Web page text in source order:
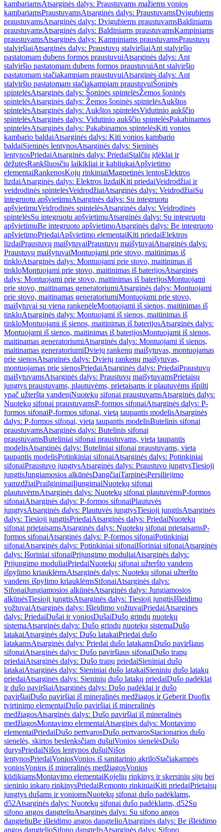
kambariamsAtsarginės dalys: Praustuvams mažiems vonios
kambariamsPraustuvamsAtsarginės dalys: PraustuvamsDvigubiems
praustuvamsAtsarginės dalys: Dvigubiems praustuvamsBaldiniams
praustuvamsAtsarginės dalys: Baldiniams praustuvamsKampiniams
praustuvamsAtsarginės dalys: Kampiniams praustuvamsPraustuvų
stalviršiaiAtsarginės dalys: Praustuvų stalviršiaiAnt stalviršio
pastatomam dubens formos praustuvuiAtsarginės dalys: Ant
stalviršio pastatomam dubens formos praustuvuiAnt stalviršio
pastatomam stačiakampiam praustuvuiAtsarginės dalys: Ant
stalviršio pastatomam stačiakampiam praustuvuiŠoninės
spintelėsAtsarginės dalys: Šoninės spintelėsŽemos šoninės
spintelėsAtsarginės dalys: Žemos šoninės spintelėsAukštos
spintelėsAtsarginės dalys: Aukštos spintelėsVidutinio aukščio
spintelėsAtsarginės dalys: Vidutinio aukščio spintelėsPakabinamos
spintelėsAtsarginės dalys: Pakabinamos spintelėsKiti vonios
kambario baldaiAtsarginės dalys: Kiti vonios kambario
baldaiSieninės lentynosAtsarginės dalys: Sieninės
lentynosPriedaiAtsarginės dalys: PriedaiStalčių įdėklai ir
dėžutėsRankšluosčių laikikliai ir kabliukaiApšvietimo
elementaiRankenosKojų rinkiniaiMagnetinės lentosElektros
lizdaiAtsarginės dalys: Elektros lizdaiKiti priedaiVeidrodžiai ir
veidrodinės spintelėsVeidrodžiaiAtsarginės dalys: VeidrodžiaiSu
integruotu apšvietimuAtsarginės dalys: Su integruotu
apšvietimuVeidrodinės spintelėsAtsarginės dalys: Veidrodinės
spintelėsSu integruotu apšvietimuAtsarginės dalys: Su integruotu
apšvietimuBe integruoto apšvietimoAtsarginės dalys: Be integruoto
apšvietimoPriedaiApšvietimo elementaiKiti priedaiElektros
lizdaiPraustuvų maišytuvaiPraustuvų maišytuvaiAtsarginės dalys:
Praustuvų maišytuvaiMontuojami prie stovo, maitinimas iš
tinkloAtsarginės dalys: Montuojami prie stovo, maitinimas iš
tinkloMontuojami prie stovo, maitinimas iš baterijosAtsarginės
dalys: Montuojami prie stovo, maitinimas iš baterijosMontuojami
prie stovo, maitinamas generatoriumiAtsarginės dalys: Montuojami
prie stovo, maitinamas generatoriumiMontuojami prie stovo,
maišytuvai su viena rankenėleMontuojami iš sienos, maitinimas iš
tinkloAtsarginės dalys: Montuojami iš sienos, maitinimas iš
tinkloMontuojami iš sienos, maitinimas iš baterijosAtsarginės dalys:
Montuojami iš sienos, maitinimas iš baterijosMontuojami iš sienos,
maitinamas generatoriumiAtsarginės dalys: Montuojami iš sienos,
maitinamas generatoriumiDviejų rankenų maišytuvas, montuojamas
prie sienosAtsarginės dalys: Dviejų rankenų maišytuvas,
montuojamas prie sienosPriedaiAtsarginės dalys: PriedaiPraustuvų
maišytuvamsAtsarginės dalys: Praustuvų maišytuvamsPrietaisų
jungtys praustuvams, plautuvėms, prietaisams ir plautuvėms išpilti
ypač užterštą vandenįNuotekų sifonai praustuvamsAtsarginės dalys:
Nuotekų sifonai praustuvamsP-formos sifonaiAtsarginės dalys: P-
formos sifonaiP-formos sifonai, vietą taupantis modelisAtsarginės
dalys: P-formos sifonai, vietą taupantis modelisButelinis sifonai
praustuvamsAtsarginės dalys: Butelinis sifonai
praustuvamsButeliniai sifonai praustuvams, vietą taupantis
modelisAtsarginės dalys: Buteliniai sifonai praustuvams, vietą
taupantis modelisPotinkiniai sifonaiAtsarginės dalys: Potinkiniai
sifonaiPraustuvo jungtysAtsarginės dalys: Praustuvo jungtysTiesioji
jungtisJungiamosios alkūnėsDangčiaiTarpinėsPersiliejimo
vamzdžiaiPrailginimaiĮjungimaiNuotekų sifonai
plautuvėmsAtsarginės dalys: Nuotekų sifonai plautuvėmsP-formos
sifonaiAtsarginės dalys: P-formos sifonaiPlautuvės
jungtysAtsarginės dalys: Plautuvės jungtysTiesioji jungtisAtsarginės
dalys: Tiesioji jungtisPriedaiAtsarginės dalys: PriedaiNuotekų
sifonai prietaisamsAtsarginės dalys: Nuotekų sifonai prietaisamsP-
formos sifonaiAtsarginės dalys: P-formos sifonaiPotinkiniai
sifonaiAtsarginės dalys: Potinkiniai sifonaiIšoriniai sifonaiAtsarginės
dalys: Išoriniai sifonaiPrijungimo moduliaiAtsarginės dalys:
Prijungimo moduliaiPriedaiNuotekų sifonai užteršto vandens
išpylimo kriauklėmsAtsarginės dalys: Nuotekų sifonai užteršto
vandens išpylimo kriauklėmsSifonaiAtsarginės dalys:
SifonaiJungiamosios alkūnėsAtsarginės dalys: Jungiamosios
alkūnėsTiesioji jungtisAtsarginės dalys: Tiesioji jungtisIšleidimo
vožtuvaiAtsarginės dalys: Išleidimo vožtuvaiPriedaiAtsarginės
dalys: PriedaiDušai ir voniosDušaiDušo grindų nuotekų
sistemaAtsarginės dalys: Dušo grindų nuotekų sistemaDušo
latakaiAtsarginės dalys: Dušo latakaiPriedai dušo
latakamsAtsarginės dalys: Priedai dušo latakamsDušo paviršiaus
sifonaiAtsarginės dalys: Dušo paviršiaus sifonaiDušo trapų
priedaiAtsarginės dalys: Dušo trapų priedaiSieniniai dušo
latakaiAtsarginės dalys: Sieniniai dušo latakaiSieninių dušo latakų
priedaiAtsarginės dalys: Sieninių dušo latakų priedaiDušo padėklai
ir dušo paviršiaiAtsarginės dalys: Dušo padėklai ir dušo
paviršiaiDušo paviršiai iš mineralinės medžiagos ir Geberit Duofix
tvirtinimo elementaiDušo paviršiai iš mineralinės
medžiagosAtsarginės dalys: Dušo paviršiai iš mineralinės
medžiagosMontavimo elementaiAtsarginės dalys: Montavimo
elementaiPriedaiDušo pertvarosDušo pertvarosStacionarios dušo
sienelės, skirtos beslenksčiam dušuiVonios sienelėsDušo
durysPriedaiNišos lentynos dušuiNišos
lentynosPriedaiVoniosVonios iš sanitarinio akriloStačiakampės
voniosVonios iš mineralinės medžiagosVonios
kūdikiamsMontavimo elementaiKojelių rinkinys ir skersinių sijų bei
sieninio inkaro rinkinysPriedaiRemonto rinkiniaiKiti priedaiPrietaisų
jungtys dušams ir voniomsNuotekų sifonai dušo padėklams,
d52Atsarginės dalys: Nuotekų sifonai dušo padėklams, d52Su
sifono angos dangteliuAtsarginės dalys: Su sifono angos
dangteliuBe išleidimo angos dangtelioAtsarginės dalys: Be išleidimo
angos dangtelioSifono dangtelisAtsarginės dalys: Sifono